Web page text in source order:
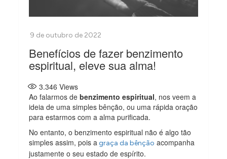
Benefícios de fazer benzimento
espiritual, eleve sua alma!
3.346 Views
Ao falarmos debenzimento espiritual, nos veem a
ideia de uma simples bênção, ou uma rápida oração
para estarmos com a alma purificada.
No entanto, o benzimento espiritual não é algo tão
simples assim, pois a graça da bênção acompanha
justamente o seu estado de espírito.